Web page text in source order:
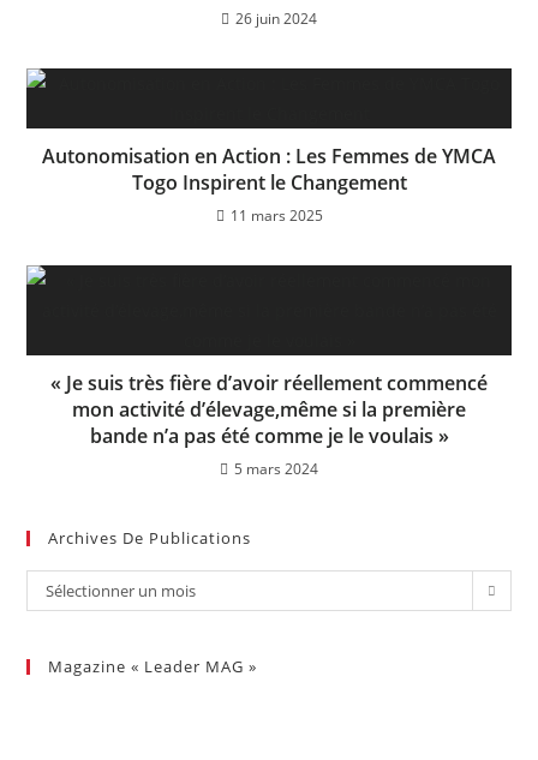
26 juin 2024
Autonomisation en Action : Les Femmes de YMCA
Togo Inspirent le Changement
11 mars 2025
« Je suis très fière d’avoir réellement commencé
mon activité d’élevage,même si la première
bande n’a pas été comme je le voulais »
5 mars 2024
Archives De Publications
Sélectionner un mois
Magazine « Leader MAG »